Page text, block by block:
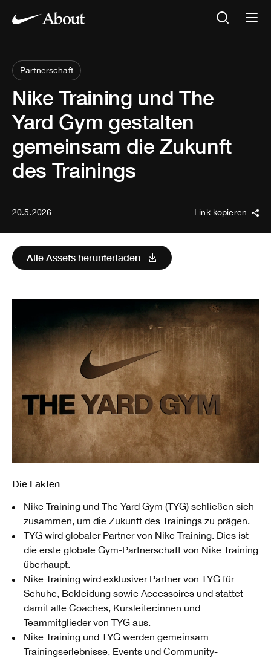
Partnerschaft
Nike Training und The
Yard Gym gestalten
gemeinsam die Zukunft
des Trainings
20.5.2026 Link kopieren
Alle Assets herunterladen
Die Fakten
Nike Training und The Yard Gym (TYG) schließen sich
zusammen, um die Zukunft des Trainings zu prägen.
TYG wird globaler Partner von Nike Training. Dies ist
die erste globale Gym-Partnerschaft von Nike Training
überhaupt.
Nike Training wird exklusiver Partner von TYG für
Schuhe, Bekleidung sowie Accessoires und stattet
damit alle Coaches, Kursleiter:innen und
Teammitglieder von TYG aus.
Nike Training und TYG werden gemeinsam
Trainingserlebnisse, Events und Community-